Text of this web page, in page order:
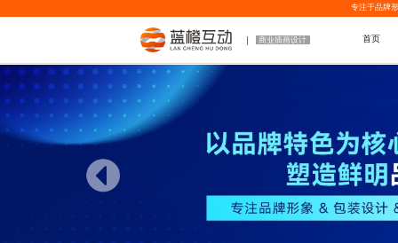
专注于品牌
商业插画设计 首页